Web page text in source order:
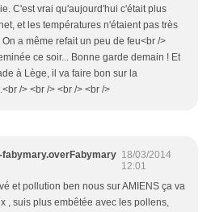
C'est vrai qu'aujourd'hui c'était plus
et les températures n'étaient pas très
a même refait un peu de feu<br />
ce soir... Bonne garde demain ! Et
à Lège, il va faire bon sur la
/> <br /> <br /> <br />
fabymary.overFabymary 18/03/2014
12:01
et pollution ben nous sur AMIENS ça va
, suis plus embêtée avec les pollens,